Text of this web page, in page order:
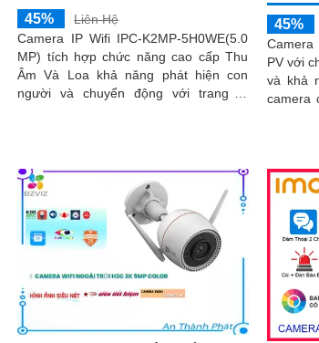
45%
Liên Hệ
Camera IP Wifi IPC-K2MP-5H0WE(5.0
MP) tích hợp chức năng cao cấp Thu
Âm Và Loa khả năng phát hiện con
người và chuyển động với trang bị
sáng có màu ban đêm mang lại hình
ảnh sắc nét
45%
Camera
PV với
và khả
camera